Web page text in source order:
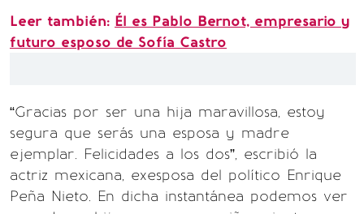
Leer también: Él es Pablo Bernot, empresario y
futuro esposo de Sofía Castro
“Gracias por ser una hija maravillosa, estoy
segura que serás una esposa y madre
ejemplar. Felicidades a los dos”, escribió la
actriz mexicana, exesposa del político Enrique
Peña Nieto. En dicha instantánea podemos ver